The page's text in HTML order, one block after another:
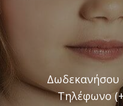
Δωδεκανήσου
Τηλέφωνο